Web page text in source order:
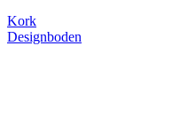
Kork
Designboden